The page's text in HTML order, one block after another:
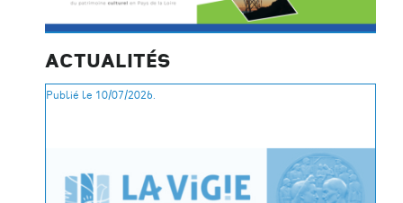
ACTUALITÉS
Publié le 10/07/2026.